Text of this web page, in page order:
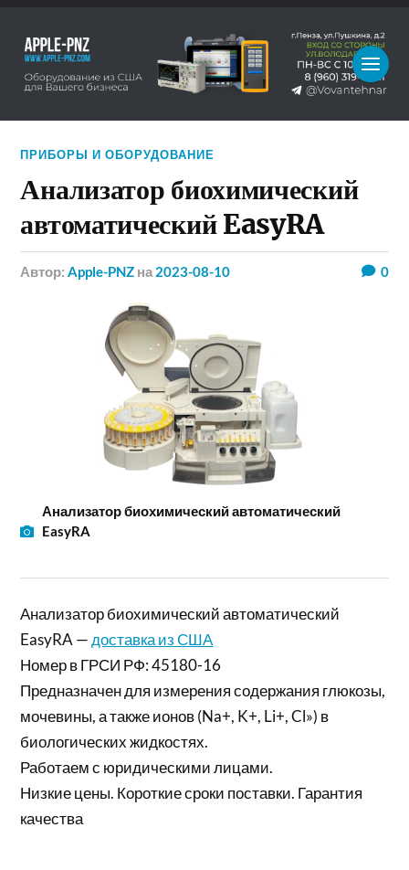
ПРИБОРЫ И ОБОРУДОВАНИЕ
Анализатор биохимический
автоматический EasyRA
Автор:Apple-PNZ на 2023-08-10 0
Анализатор биохимический автоматический
EasyRA
Анализатор биохимический автоматический
EasyRA — доставка из США
Номер в ГРСИ РФ: 45180-16
Предназначен для измерения содержания глюкозы,
мочевины, а также ионов (Na+, K+, Li+, Cl») в
биологических жидкостях.
Работаем с юридическими лицами.
Низкие цены. Короткие сроки поставки. Гарантия
качества